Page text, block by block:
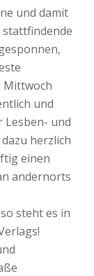
und damit
stattfindende
Mittwoch
und
Lesben- und
herzlich
einen
andernorts
steht es in